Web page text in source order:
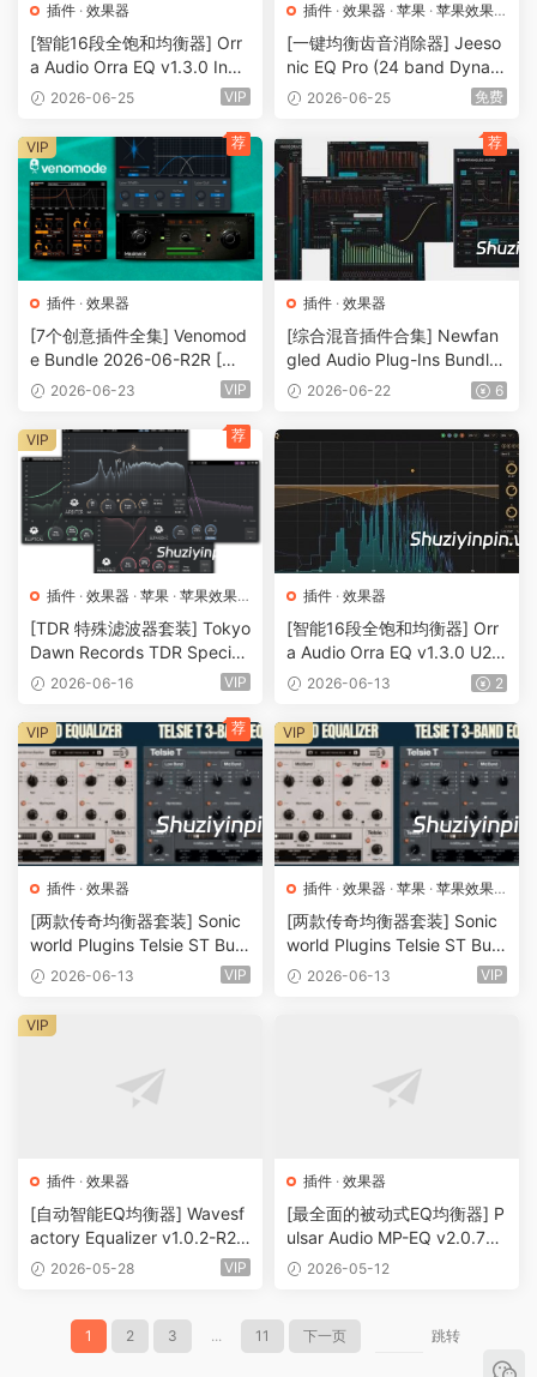
插件 · 效果器
[智能16段全饱和均衡器] Orr
a Audio Orra EQ v1.3.0 Incl.
Keygen-MOCHA [WiN]（13
2026-06-25 VIP
插件 · 效果器 · 苹果 · 苹果效果
器
[一键均衡齿音消除器] Jeeso
nic EQ Pro (24 band Dynam
ic EQ) v0.1.0 [WiN, MacOS
2026-06-25 免费
插件 · 效果器
[7个创意插件全集] Venomod
e Bundle 2026-06-R2R [Wi
N]（83.48MB+）
2026-06-23 VIP
VIP 荐
插件 · 效果器
[综合混音插件合集] Newfan
gled Audio Plug-Ins Bundle
2026-06-R2R [WiN]（50.3
2026-06-22 6
荐
插件 · 效果器 · 苹果 · 苹果效果
器
[TDR 特殊滤波器套装] Tokyo
Dawn Records TDR Special
Filters Bundle v2026.06 Pat
PE [MacOSX]（73MB）
2026-06-16 VIP
VIP 荐
插件 · 效果器
[智能16段全饱和均衡器] Orr
a Audio Orra EQ v1.3.0 U2B
-MORiA [MacOSX]（24.5M
2026-06-13 2
插件 · 效果器
[两款传奇均衡器套装] Sonic
world Plugins Telsie ST Bun
dle v1.0.3/v1.1.5-R2R [WiN]
2026-06-13 VIP
VIP 荐
插件 · 效果器 · 苹果 · 苹果效果
器
[两款传奇均衡器套装] Sonic
world Plugins Telsie ST Bun
dle 042026-Xdb [MacOSX]
2026-06-13 VIP
VIP
插件 · 效果器
[自动智能EQ均衡器] Wavesf
actory Equalizer v1.0.2-R2R
[WiN]（9.5MB）
2026-05-28 VIP
VIP
插件 · 效果器
[最全面的被动式EQ均衡器] P
ulsar Audio MP-EQ v2.0.7
[WiN]（64.4MB）
2026-05-12
1 2 3 ... 11 下一页 跳转